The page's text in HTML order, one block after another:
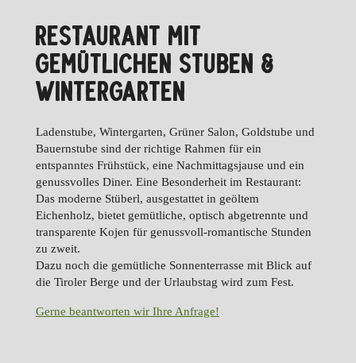
RESTAURANT MIT
GEMÜTLICHEN STUBEN &
WINTERGARTEN
Ladenstube, Wintergarten, Grüner Salon, Goldstube und
Bauernstube sind der richtige Rahmen für ein
entspanntes Frühstück, eine Nachmittagsjause und ein
genussvolles Diner. Eine Besonderheit im Restaurant:
Das moderne Stüberl, ausgestattet in geöltem
Eichenholz, bietet gemütliche, optisch abgetrennte und
transparente Kojen für genussvoll-romantische Stunden
zu zweit.
Dazu noch die gemütliche Sonnenterrasse mit Blick auf
die Tiroler Berge und der Urlaubstag wird zum Fest.
Gerne beantworten wir Ihre Anfrage!